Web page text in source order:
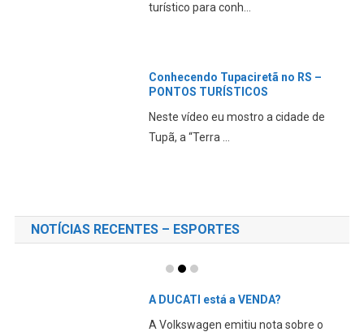
turístico para conh...
Conhecendo Tupaciretã no RS –
PONTOS TURÍSTICOS
Neste vídeo eu mostro a cidade de
Tupã, a “Terra ...
NOTÍCIAS RECENTES – ESPORTES
A DUCATI está a VENDA?
A Volkswagen emitiu nota sobre o